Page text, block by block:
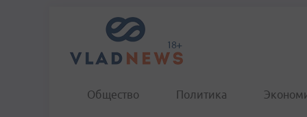
Общество Политика